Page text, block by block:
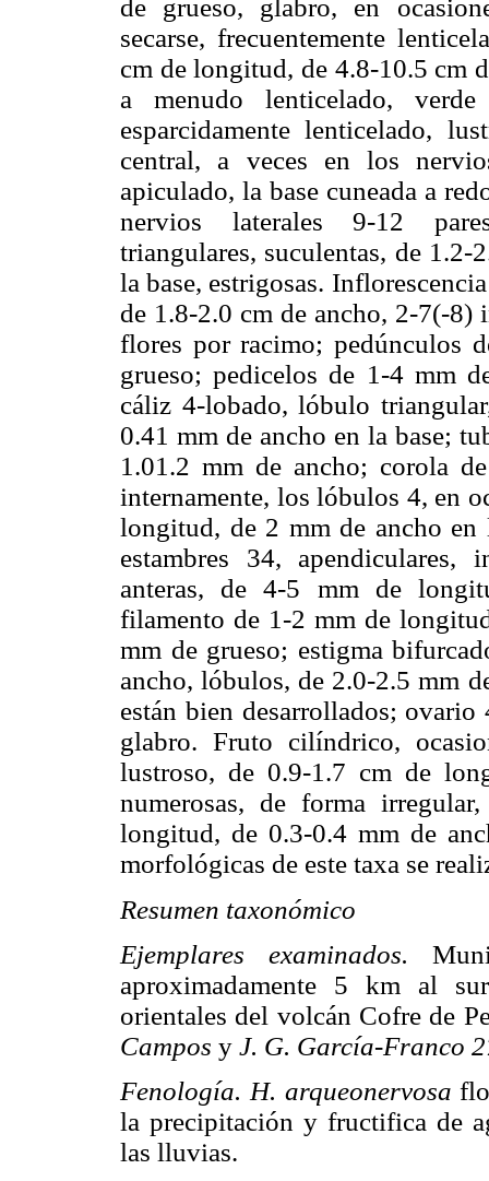
de grueso, glabro, en
secarse, frecuentemente
cm de longitud, de 4.8-10.5 cm
a menudo lenticelado,
esparcidamente lenticelado,
central, a veces en los
apiculado, la base cuneada a
nervios laterales 9-12
triangulares, suculentas, de
la base, estrigosas.
de 1.8-2.0 cm de ancho, 2-7(-
flores por racimo; pedúnculos
grueso; pedicelos de 1-4 mm
cáliz 4-lobado, lóbulo
0.41 mm de ancho en la base;
1.01.2 mm de ancho; corola
internamente, los lóbulos 4, en
longitud, de 2 mm de ancho en
estambres 34,
anteras, de 4-5 mm de
filamento de 1-2 mm de
mm de grueso; estigma
ancho, lóbulos, de 2.0-2.5 mm
están bien desarrollados;
glabro. Fruto cilíndrico,
lustroso, de 0.9-1.7 cm de
numerosas, de forma
longitud, de 0.3-0.4 mm de
morfológicas de este taxa se
Resumen taxonómico
Ejemplares examinados.
aproximadamente 5 km al
orientales del volcán Cofre de
Campos y J. G. García-Franco
Fenología. H. arqueonervosa
la precipitación y fructifica de
las lluvias.